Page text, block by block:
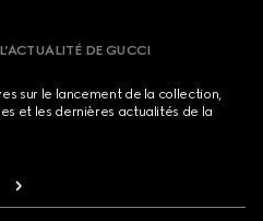
DE GUCCI
sur le lancement de la collection,
et les dernières actualités de la